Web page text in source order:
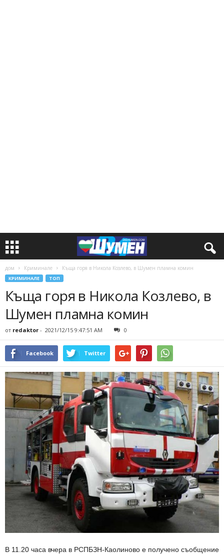
дом Криминале Къща горя в Никола Козлево, в Шумен пламна комин
КРИМИНАЛЕ ТОП
Къща горя в Никола Козлево, в
Шумен пламна комин
от redaktor - 2021/12/15 9:47:51 AM 0
Facebook Twitter
В 11.20 часа вчера в РСПБЗН-Каолиново е получено съобщение